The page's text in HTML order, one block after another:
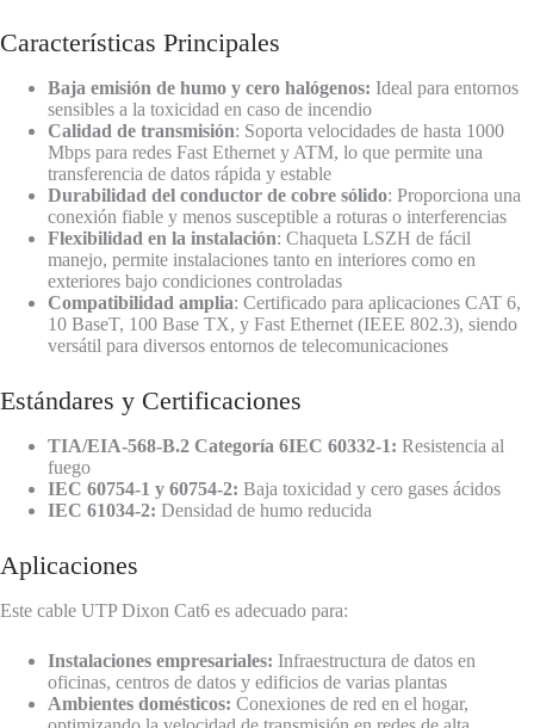
Características Principales
Baja emisión de humo y cero halógenos: Ideal para entornos
sensibles a la toxicidad en caso de incendio
Calidad de transmisión: Soporta velocidades de hasta 1000
Mbps para redes Fast Ethernet y ATM, lo que permite una
transferencia de datos rápida y estable
Durabilidad del conductor de cobre sólido: Proporciona una
conexión fiable y menos susceptible a roturas o interferencias
Flexibilidad en la instalación: Chaqueta LSZH de fácil
manejo, permite instalaciones tanto en interiores como en
exteriores bajo condiciones controladas
Compatibilidad amplia: Certificado para aplicaciones CAT 6,
10 BaseT, 100 Base TX, y Fast Ethernet (IEEE 802.3), siendo
versátil para diversos entornos de telecomunicaciones
Estándares y Certificaciones
TIA/EIA-568-B.2 Categoría 6IEC 60332-1: Resistencia al
fuego
IEC 60754-1 y 60754-2: Baja toxicidad y cero gases ácidos
IEC 61034-2: Densidad de humo reducida
Aplicaciones
Este cable UTP Dixon Cat6 es adecuado para:
Instalaciones empresariales: Infraestructura de datos en
oficinas, centros de datos y edificios de varias plantas
Ambientes domésticos: Conexiones de red en el hogar,